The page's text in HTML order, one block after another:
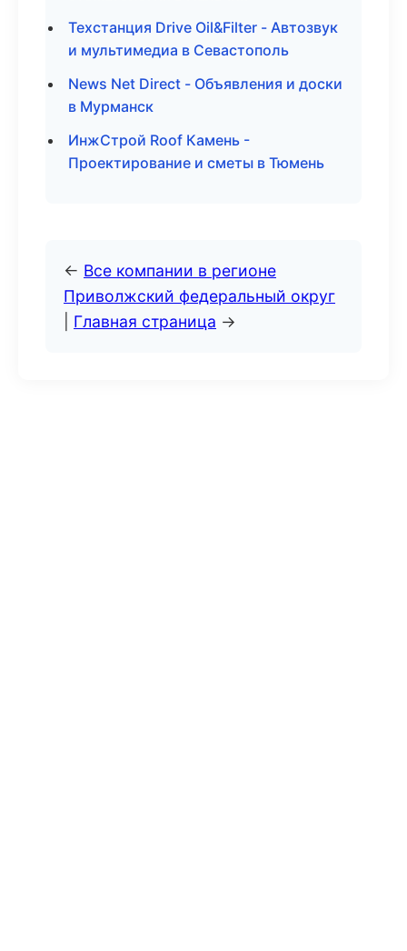
Техстанция Drive Oil&Filter - Автозвук
и мультимедиа в Севастополь
News Net Direct - Объявления и доски
в Мурманск
ИнжСтрой Roof Камень -
Проектирование и сметы в Тюмень
← Все компании в регионе
Приволжский федеральный округ
Главная страница →